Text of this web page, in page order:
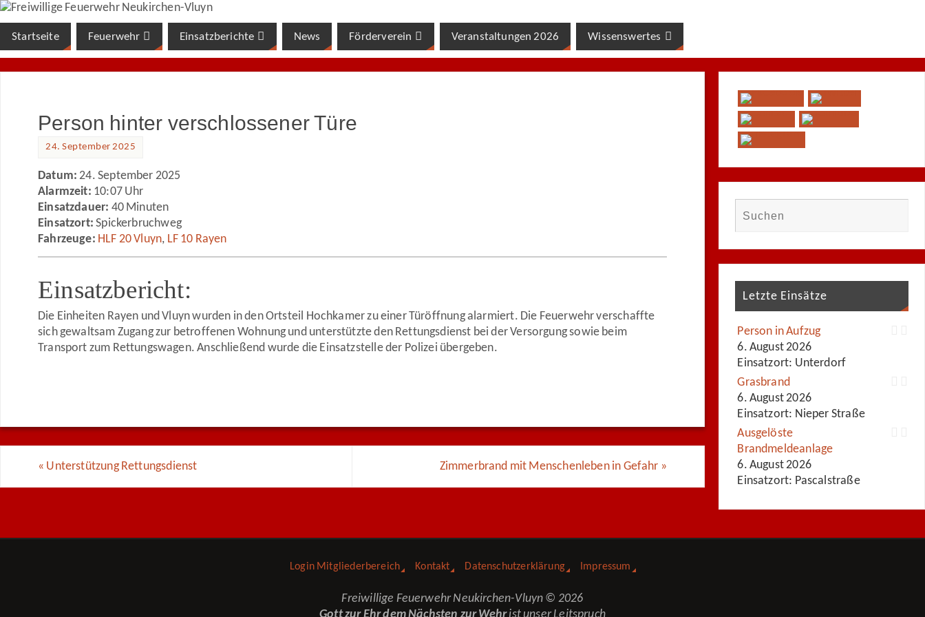
Startseite Feuerwehr Einsatzberichte News Förderverein Veranstaltungen 2026 Wissenswertes
Person hinter verschlossener Türe
24. September 2025
Datum: 24. September 2025
Alarmzeit: 10:07 Uhr
Einsatzdauer: 40 Minuten
Einsatzort: Spickerbruchweg
Fahrzeuge: HLF 20 Vluyn, LF 10 Rayen
Einsatzbericht:
Die Einheiten Rayen und Vluyn wurden in den Ortsteil Hochkamer zu einer Türöffnung alarmiert. Die Feuerwehr verschaffte
sich gewaltsam Zugang zur betroffenen Wohnung und unterstützte den Rettungsdienst bei der Versorgung sowie beim
Transport zum Rettungswagen. Anschließend wurde die Einsatzstelle der Polizei übergeben.
« Unterstützung Rettungsdienst Zimmerbrand mit Menschenleben in Gefahr »
Letzte Einsätze
Person in Aufzug
6. August 2026
Einsatzort: Unterdorf
Grasbrand
6. August 2026
Einsatzort: Nieper Straße
Ausgelöste
Brandmeldeanlage
6. August 2026
Einsatzort: Pascalstraße
Login Mitgliederbereich Kontakt Datenschutzerklärung Impressum
Freiwillige Feuerwehr Neukirchen-Vluyn © 2026